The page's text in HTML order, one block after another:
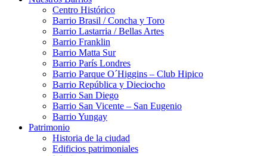
Centro Histórico
Barrio Brasil / Concha y Toro
Barrio Lastarria / Bellas Artes
Barrio Franklin
Barrio Matta Sur
Barrio Parí­s Londres
Barrio Parque O´Higgins – Club Hipico
Barrio República y Dieciocho
Barrio San Diego
Barrio San Vicente – San Eugenio
Barrio Yungay
Patrimonio
Historia de la ciudad
Edificios patrimoniales